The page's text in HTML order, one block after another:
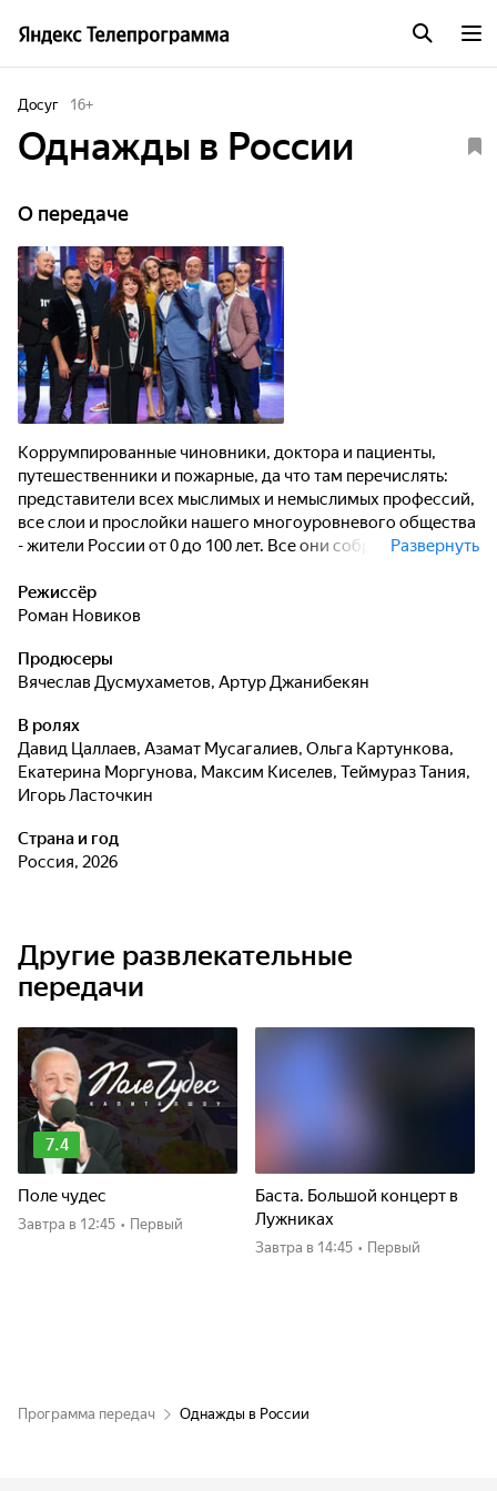
Досуг 16+
Однажды в России
О передаче
Коррумпированные чиновники, доктора и пациенты,
путешественники и пожарные, да что там перечислять:
представители всех мыслимых и немыслимых профессий,
все слои и прослойки нашего многоуровневого общества
- жители России от 0 до 100 лет. Все они собрались в
проблемах, а чтобы просто над ними хорошенько
посмеяться.
Развернуть
Режиссёр
Роман Новиков
Продюсеры
Вячеслав Дусмухаметов, Артур Джанибекян
В ролях
Давид Цаллаев, Азамат Мусагалиев, Ольга Картункова,
Екатерина Моргунова, Максим Киселев, Теймураз Тания,
Игорь Ласточкин
Страна и год
Россия, 2026
Другие развлекательные
передачи
7.4
Поле чудес
Завтра в 12:45 • Первый
Баста. Большой концерт в
Лужниках
Завтра в 14:45 • Первый
Программа передач Однажды в России